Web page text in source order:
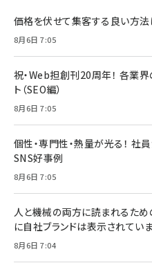
価格を伏せて集客する良い方法
8月6日 7:05
祝・Web担創刊20周年！ 各業
ト（SEO編）
8月6日 7:05
個性・専門性・熱量が光る！ 社
SNS好事例
8月6日 7:05
人と機械の両方に読まれるため
に自社ブランドは表示されてい
8月6日 7:04